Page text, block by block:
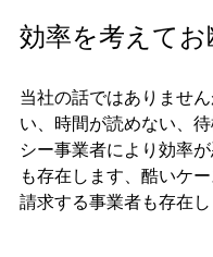
効率を考えて
当社の話ではありませ
い、時間が読めない、
シー事業者により効率
も存在します、酷いケ
請求する事業者も存在